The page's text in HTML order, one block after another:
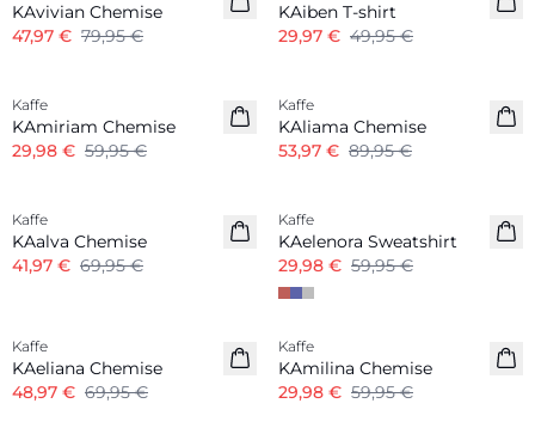
KAvivian Chemise
47,97 € 79,95 €
KAiben T-shirt
29,97 € 49,95 €
Kaffe
KAmiriam Chemise
29,98 € 59,95 €
Kaffe
KAliama Chemise
53,97 € 89,95 €
Kaffe
KAalva Chemise
41,97 € 69,95 €
Kaffe
KAelenora Sweatshirt
29,98 € 59,95 €
Kaffe
KAeliana Chemise
48,97 € 69,95 €
-50%
Kaffe
KAmilina Chemise
29,98 € 59,95 €